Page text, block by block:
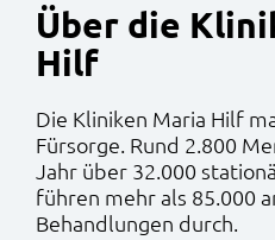
Über die
Hilf
Die Kliniken Maria Hilf
Fürsorge. Rund 2.800
Jahr über 32.000
führen mehr als 85.000
Behandlungen durch.